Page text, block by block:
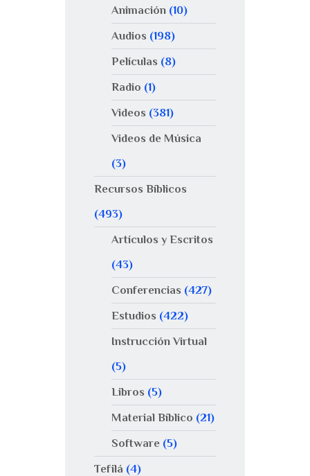
Animación(10)
Audios (198)
Películas (8)
Radio (1)
Videos (381)
Videos de Música
(3)
Recursos Bíblicos
(493)
Artículos y Escritos
(43)
Conferencias (427)
Estudios (422)
Instrucción Virtual
(5)
Libros (5)
Material Bíblico (21)
Software(5)
Tefilá (4)